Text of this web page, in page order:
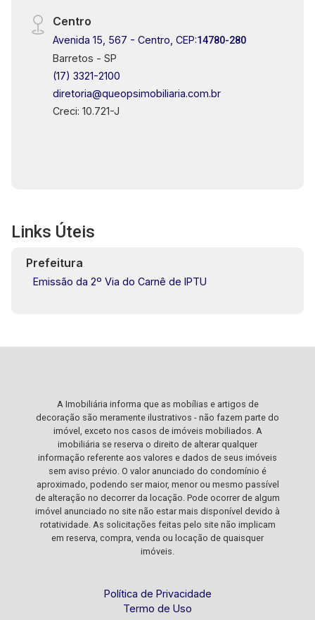
Centro
Avenida 15, 567 - Centro, CEP:14780-280
Barretos - SP
(17) 3321-2100
diretoria@queopsimobiliaria.com.br
Creci: 10.721-J
Links Úteis
Prefeitura
Emissão da 2º Via do Carnê de IPTU
A Imobiliária informa que as mobílias e artigos de
decoração são meramente ilustrativos - não fazem parte do
imóvel, exceto nos casos de imóveis mobiliados. A
imobiliária se reserva o direito de alterar qualquer
informação referente aos valores e dados de seus imóveis
sem aviso prévio. O valor anunciado do condomínio é
aproximado, podendo ser maior, menor ou mesmo passível
de alteração no decorrer da locação. Pode ocorrer de algum
imóvel anunciado no site não estar mais disponível devido à
rotatividade. As solicitações feitas pelo site não implicam
em reserva, compra, venda ou locação de quaisquer
imóveis.
Política de Privacidade
Termo de Uso